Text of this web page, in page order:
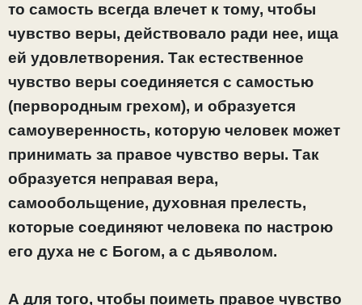
то самость всегда влечет к тому, чтобы
чувство веры, действовало ради нее, ища
ей удовлетворения. Так естественное
чувство веры соединяется с самостью
(первородным грехом), и образуется
самоуверенность, которую человек может
принимать за правое чувство веры. Так
образуется неправая вера,
самообольщение, духовная прелесть,
которые соединяют человека по настрою
его духа не с Богом, а с дьяволом.
А для того, чтобы поиметь правое чувство